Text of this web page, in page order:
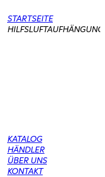
STARTSEITE
HILFSLUFTAUFHÄNGUNG
KATALOG
HÄNDLER
ÜBER UNS
KONTAKT